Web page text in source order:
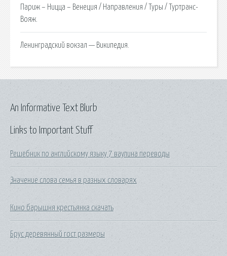
Париж – Ницца – Венеция / Направления / Туры / Туртранс-
Вояж.
Ленинградский вокзал — Википедия.
Links to Important Stuff
Решебник по английскому языку 7 ваулина переводы
Значение слова семья в разных словарях
Кино барышня крестьянка скачать
Брус деревянный гост размеры
An Informative Text Blurb